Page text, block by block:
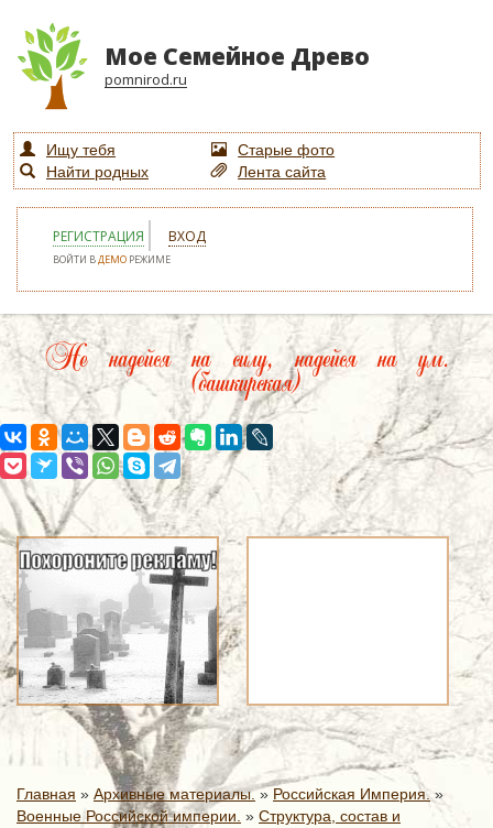
Мое Семейное Древо
pomnirod.ru
Ищу тебя
Старые фото
Найти родных
Лента сайта
РЕГИСТРАЦИЯ ВХОД
ВОЙТИ ВДЕМО РЕЖИМЕ
Не надейся на силу, надейся на ум.
(башкирская)
Главная » Архивные материалы.» Российская Империя. »
Военные Российской империи. » Структура, состав и